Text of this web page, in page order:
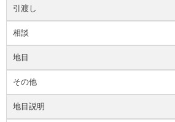
引渡し
相談
地目
その他
地目説明